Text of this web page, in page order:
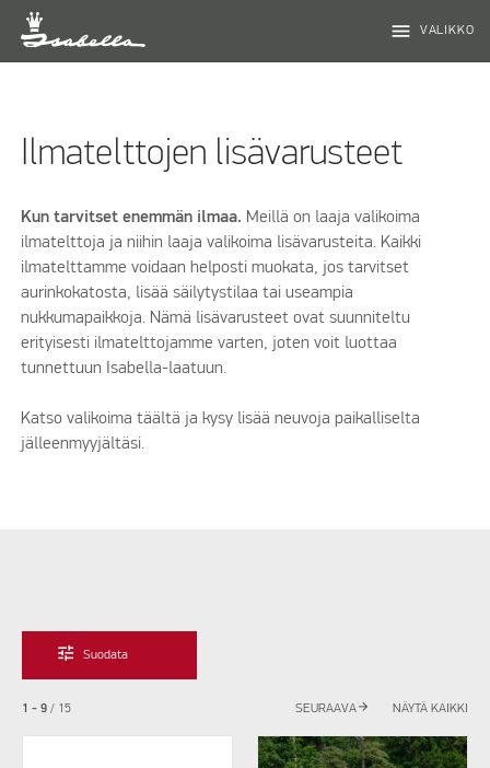
menu VALIKKO
Ilmatelttojen lisävarusteet
Kun tarvitset enemmän ilmaa. Meillä on laaja valikoima
ilmatelttoja ja niihin laaja valikoima lisävarusteita. Kaikki
ilmatelttamme voidaan helposti muokata, jos tarvitset
aurinkokatosta, lisää säilytystilaa tai useampia
nukkumapaikkoja. Nämä lisävarusteet ovat suunniteltu
erityisesti ilmatelttojamme varten, joten voit luottaa
tunnettuun Isabella-laatuun.
Katso valikoima täältä ja kysy lisää neuvoja paikalliselta
jälleenmyyjältäsi.
tune Suodata
1 - 9/ 15 SEURAAVAarrow_forward NÄYTÄ KAIKKI